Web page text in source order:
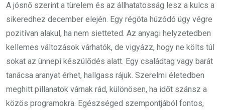
A jósnő szerint a türelem és az állhatatosság lesz a kulcs a
sikeredhez december elején. Egy régóta húzódó ügy végre
pozitívan alakul, ha nem sietteted. Az anyagi helyzetedben
kellemes változások várhatók, de vigyázz, hogy ne költs túl
sokat az ünnepi készülődés alatt. Egy családtag vagy barát
tanácsa aranyat érhet, hallgass rájuk. Szerelmi életedben
meghitt pillanatok várnak rád, különösen, ha időt szánsz a
közös programokra. Egészséged szempontjából fontos,